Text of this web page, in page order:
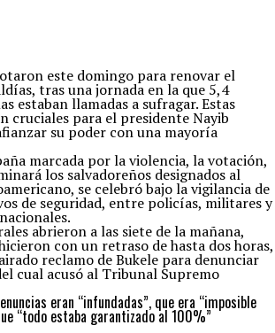
este domingo para renovar el
tras una jornada en la que 5,4
estaban llamadas a sufragar. Estas
cruciales para el presidente Nayib
su poder con una mayoría
marcada por la violencia, la votación,
los salvadoreños designados al
se celebró bajo la vigilancia de
de seguridad, entre policías, militares y
abrieron a las siete de la mañana,
con un retraso de hasta dos horas,
reclamo de Bukele para denunciar
cual acusó al Tribunal Supremo
eran “infundadas”, que era “imposible
“todo estaba garantizado al 100%”